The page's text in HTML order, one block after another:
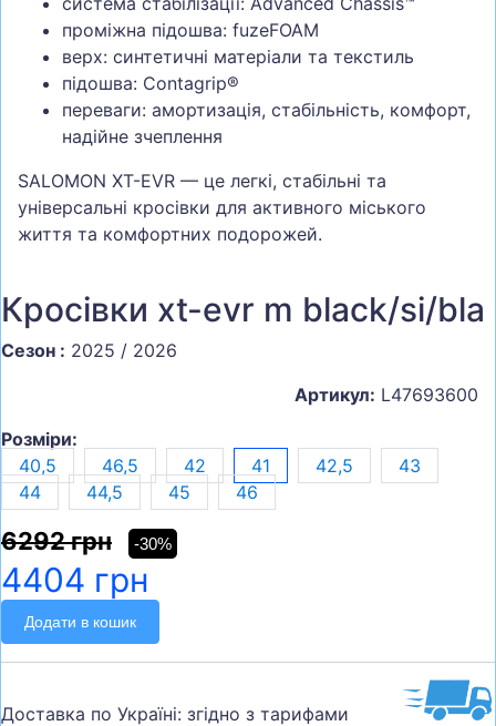
проміжна підошва: fuzeFOAM
верх: синтетичні матеріали та текстиль
підошва: Contagrip®
переваги: амортизація, стабільність, комфорт,
надійне зчеплення
SALOMON XT-EVR — це легкі, стабільні та
універсальні кросівки для активного міського
життя та комфортних подорожей.
Кросівки xt-evr m black/si/bla
Сезон : 2025 / 2026
Артикул: L47693600
Розміри:
40,5
46,5 42 41 42,5
43
44
44,5 45 46
6292 грн -30%
4404 грн
Додати в кошик
Доставка по Україні: згідно з тарифами